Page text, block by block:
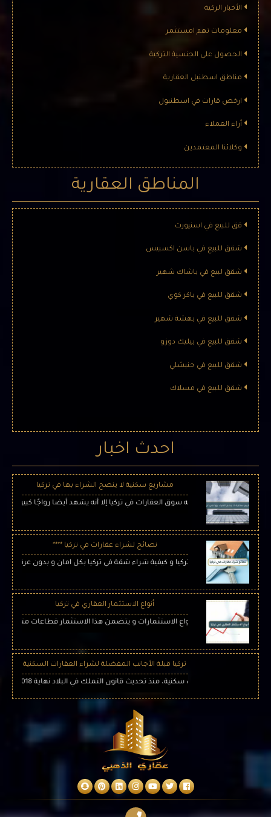
شقق رخيصة للبيع في مركز اسطنبول (307) ***
المشروع : شقق مساحة المشروع : 5,000 م² …
الأخبار الركية
معلومات تهم امستثمر
الحصول علي الجنسية التركية
مناطق اسطنبل العقارية
ارخص قارات في اسطنبول
أراء العملاء
وكلائنا المعتمدين
المناطق العقارية
قق للبيع في اسنيورت
شقق للبيع في باسن اكسبيس
شقق لبيع في باشاك شهير
شقق للبيع في باكر كوي
شقق للبيع في بهشة شهير
شقق للبيع في بيليك دوزو
شقق للبيع في جنيشلي
شقق للبيع في مسلاك
احدث اخبار
مشاريع سكنية لا ينصح الشراء بها في تركيا
الكبير الذي يحضى به سوق العقارات في تركيا إلا أنه يشهد أيضا رواجًا كبيرا في
نصائح لشراء عقارات في تركيا ****
لشراء عقارات في تركيا و كيفية شراء شقة في تركيا بكل امان و بدون عرقلة و
أنواع الاستثمار العقاري في تركيا
تركيا من افضل انواع الاستثمارات و يتضمن هذا الاستثمار قطاعات متعددة ويعتبر
تركيا قبلة الأجانب المفضلة لشراء العقارات السكنية
قانون التملك في البلاد نهاية 2018، ليتيح للراغبين بتملك العقار الحصول على الجنسية التركية وفق شروط ميسرة